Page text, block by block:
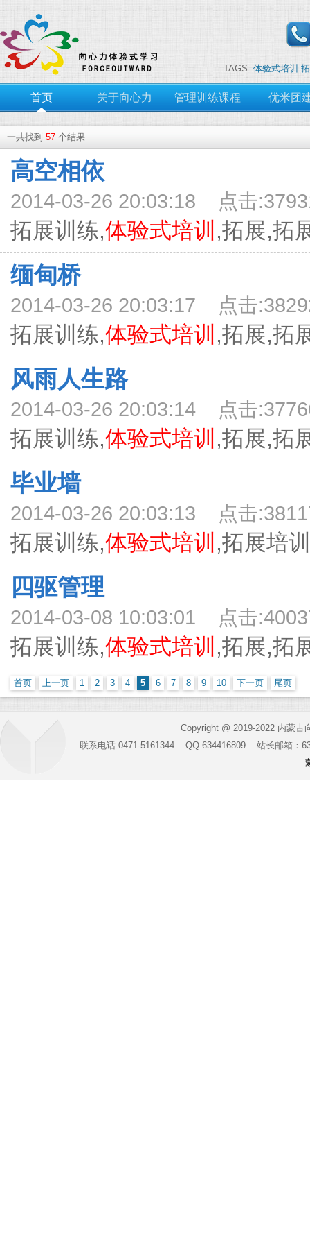
TAGS: 体验式培训
首页 关于向心力 管理训练课程 优米团
一共找到 57 个结果
高空相依
2014-03-26 20:03:18 点击
拓展训练,体验式培训 ,拓展,拓
缅甸桥
2014-03-26 20:03:17 点击
拓展训练,体验式培训 ,拓展,拓
风雨人生路
2014-03-26 20:03:14 点击
拓展训练,体验式培训 ,拓展,拓
毕业墙
2014-03-26 20:03:13 点击
拓展训练,体验式培训 ,拓展培
四驱管理
2014-03-08 10:03:01 点击
拓展训练,体验式培训 ,拓展,拓
首页 上一页 1 2 3 4 5 6 7 8 9 10 下一页 尾页
Copyright @ 2019-2022 内蒙
联系电话:0471-5161344 QQ:634416809 站长邮箱：